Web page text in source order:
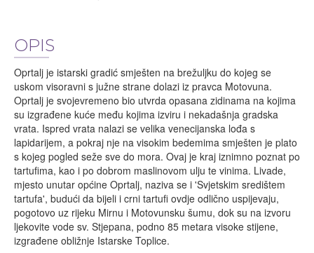
OPIS
Oprtalj je istarski gradić smješten na brežuljku do kojeg se
uskom visoravni s južne strane dolazi iz pravca Motovuna.
Oprtalj je svojevremeno bio utvrda opasana zidinama na kojima
su izgrađene kuće među kojima izviru i nekadašnja gradska
vrata. Ispred vrata nalazi se velika venecijanska lođa s
lapidarijem, a pokraj nje na visokim bedemima smješten je plato
s kojeg pogled seže sve do mora. Ovaj je kraj iznimno poznat po
tartufima, kao i po dobrom maslinovom ulju te vinima. Livade,
mjesto unutar općine Oprtalj, naziva se i 'Svjetskim središtem
tartufa', budući da bijeli i crni tartufi ovdje odlično uspijevaju,
pogotovo uz rijeku Mirnu i Motovunsku šumu, dok su na izvoru
ljekovite vode sv. Stjepana, podno 85 metara visoke stijene,
izgrađene obližnje Istarske Toplice.